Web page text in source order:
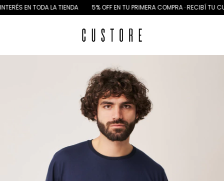
TODA LA TIENDA 5% OFF EN TU PRIMERA COMPRA · RECIBÍ TU CUPÓN